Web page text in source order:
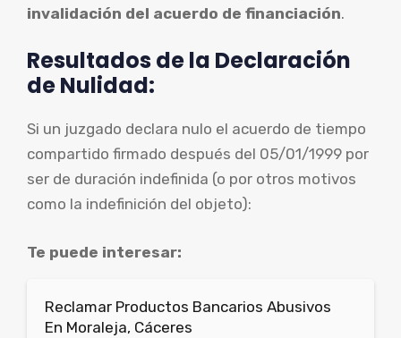
invalidación del acuerdo de financiación.
Resultados de la Declaración
de Nulidad:
Si un juzgado declara nulo el acuerdo de tiempo
compartido firmado después del 05/01/1999 por
ser de duración indefinida (o por otros motivos
como la indefinición del objeto):
Te puede interesar:
Reclamar Productos Bancarios Abusivos
En Moraleja, Cáceres